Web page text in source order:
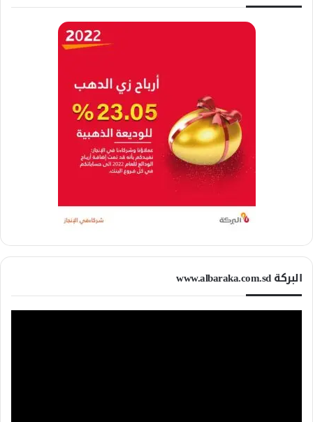
البركة www.albaraka.com.sd